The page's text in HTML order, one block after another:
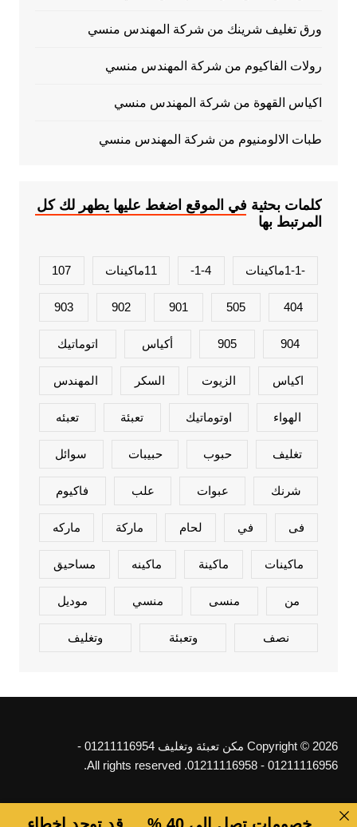
ورق تغليف شرينك من شركة المهندس منسي
رولات الفاكيوم من شركة المهندس منسي
اكياس القهوة من شركة المهندس منسي
طبات الالومنيوم من شركة المهندس منسي
كلمات بحثية في الموقع اضغط عليها يطهر لك كل
المرتبط بها
-1-1ماكينات 1-4- 11ماكينات 107
404
505
901
902
903
904
905 أكياس اتوماتيك
اكياس الزيوت السكر المهندس
الهواء اوتوماتيك تعبئة تعبئه
تغليف حبوب حبيبات سوائل
شرنك عبوات علب فاكيوم
فى في لحام ماركة ماركه
ماكينات ماكينة ماكينه مساحيق
من منسى منسي موديل
نصف وتعبئة وتغليف
Copyright © 2026 مكن تعبئة وتغليف 01211116954 -
01211116956 - 01211116958. All rights reserved.